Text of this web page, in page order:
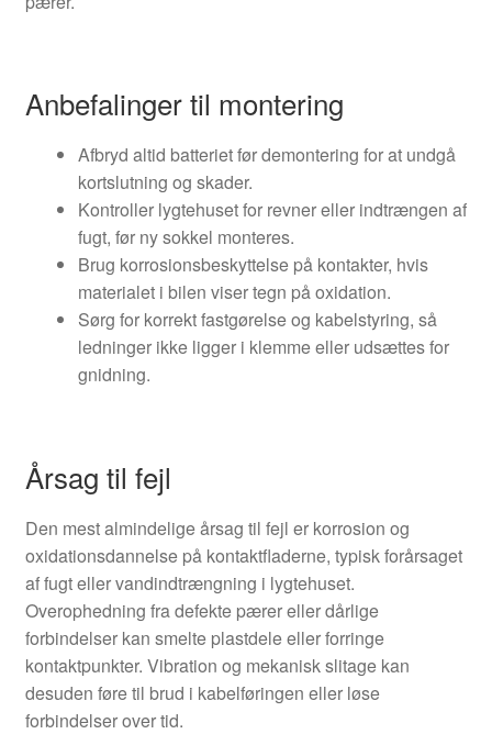
Anbefalinger til montering
Afbryd altid batteriet før demontering for at undgå
kortslutning og skader.
Kontroller lygtehuset for revner eller indtrængen af
fugt, før ny sokkel monteres.
Brug korrosionsbeskyttelse på kontakter, hvis
materialet i bilen viser tegn på oxidation.
Sørg for korrekt fastgørelse og kabelstyring, så
ledninger ikke ligger i klemme eller udsættes for
gnidning.
Årsag til fejl
Den mest almindelige årsag til fejl er korrosion og
oxidationsdannelse på kontaktfladerne, typisk forårsaget
af fugt eller vandindtrængning i lygtehuset.
Overophedning fra defekte pærer eller dårlige
forbindelser kan smelte plastdele eller forringe
kontaktpunkter. Vibration og mekanisk slitage kan
desuden føre til brud i kabelføringen eller løse
forbindelser over tid.